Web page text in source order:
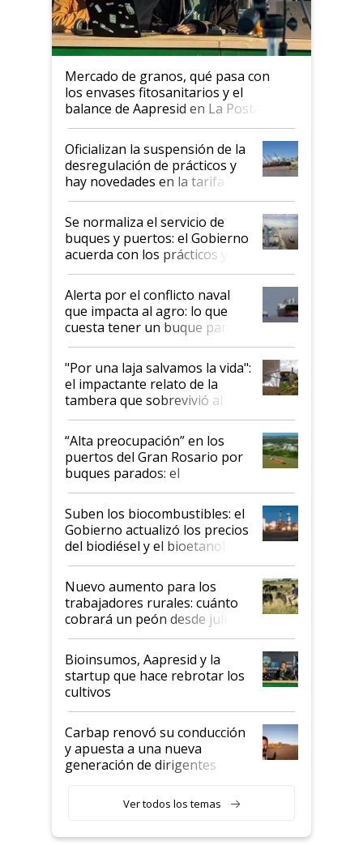
Mercado de granos, qué pasa con
los envases fitosanitarios y el
balance de Aapresid en La Posta
Oficializan la suspensión de la
desregulación de prácticos y
hay novedades en la tarifa de
la hidrovía
Se normaliza el servicio de
buques y puertos: el Gobierno
acuerda con los prácticos y
suspende el decreto de
desregulación
Alerta por el conflicto naval
que impacta al agro: lo que
cuesta tener un buque parado
y el peligro de que Argentina
pase a ser "país sucio"
"Por una laja salvamos la vida":
el impactante relato de la
tambera que sobrevivió al
tornado
“Alta preocupación” en los
puertos del Gran Rosario por
buques parados: el
funcionamiento de las
exportadoras en tensión tras
la medida de fuerza de los
prácticos
Suben los biocombustibles: el
Gobierno actualizó los precios
del biodiésel y el bioetanol
Nuevo aumento para los
trabajadores rurales: cuánto
cobrará un peón desde julio
Bioinsumos, Aapresid y la
startup que hace rebrotar los
cultivos
Carbap renovó su conducción
y apuesta a una nueva
generación de dirigentes
Ver todos los temas